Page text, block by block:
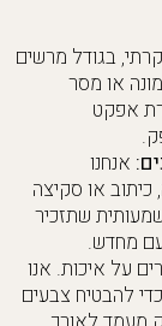
בגודל מרשים
או מסר
אפקט
אנחנו
או סקיצה
שתזכיר
מחדש.
על איכות. אנו
להבטיח צבעים